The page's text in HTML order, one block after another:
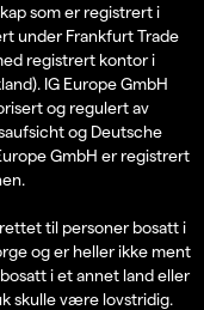
som er registrert i
under Frankfurt Trade
registrert kontor i
IG Europe GmbH
og regulert av
og Deutsche
GmbH er registrert
til personer bosatt i
og er heller ikke ment
i et annet land eller
skulle være lovstridig.